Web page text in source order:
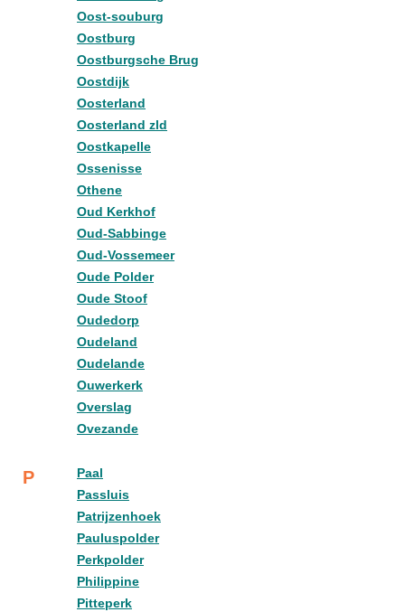
Oost-souburg
Oostburg
Oostburgsche Brug
Oostdijk
Oosterland
Oosterland zld
Oostkapelle
Ossenisse
Othene
Oud Kerkhof
Oud-Sabbinge
Oud-Vossemeer
Oude Polder
Oude Stoof
Oudedorp
Oudeland
Oudelande
Ouwerkerk
Overslag
Ovezande
P
Paal
Passluis
Patrijzenhoek
Pauluspolder
Perkpolder
Philippine
Pitteperk